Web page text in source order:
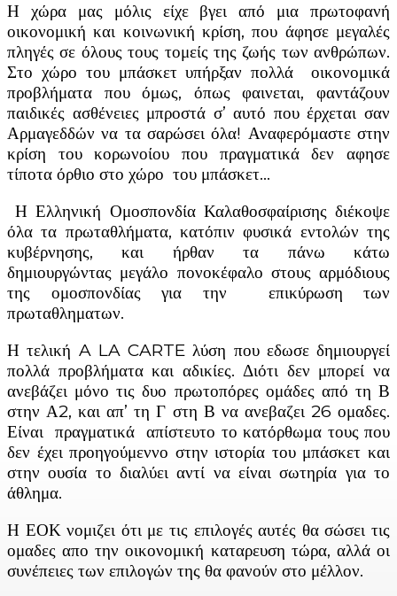
Η χώρα μας μόλις είχε βγει από μια πρωτοφανή
οικονομική και κοινωνική κρίση, που άφησε μεγαλές
πληγές σε όλους τους τομείς της ζωής των ανθρώπων.
Στο χώρο του μπάσκετ υπήρξαν πολλά οικονομικά
προβλήματα που όμως, όπως φαινεται, φαντάζουν
παιδικές ασθένειες μπροστά σ’ αυτό που έρχεται σαν
Αρμαγεδδών να τα σαρώσει όλα! Αναφερόμαστε στην
κρίση του κορωνοίου που πραγματικά δεν αφησε
τίποτα όρθιο στο χώρο του μπάσκετ…
Η Ελληνική Ομοσπονδία Καλαθοσφαίρισης διέκοψε
όλα τα πρωταθλήματα, κατόπιν φυσικά εντολών της
κυβέρνησης, και ήρθαν τα πάνω κάτω
δημιουργώντας μεγάλο πονοκέφαλο στους αρμόδιους
της ομοσπονδίας για την επικύρωση των
πρωταθληματων.
Η τελική A LA CARTE λύση που εδωσε δημιουργεί
πολλά προβλήματα και αδικίες. Διότι δεν μπορεί να
ανεβάζει μόνο τις δυο πρωτοπόρες ομάδες από τη Β
στην Α2, και απ’ τη Γ στη Β να ανεβαζει 26 ομαδες.
Είναι πραγματικά απίστευτο το κατόρθωμα τους που
δεν έχει προηγούμεννο στην ιστορία του μπάσκετ και
στην ουσία το διαλύει αντί να είναι σωτηρία για το
άθλημα.
Η ΕΟΚ νομιζει ότι με τις επιλογές αυτές θα σώσει τις
ομαδες απο την οικονομική καταρευση τώρα, αλλά οι
συνέπειες των επιλογών της θα φανούν στο μέλλον.